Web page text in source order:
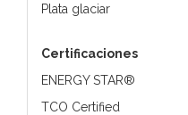
Plata glaciar
Certificaciones
ENERGY STAR®
TCO Certified